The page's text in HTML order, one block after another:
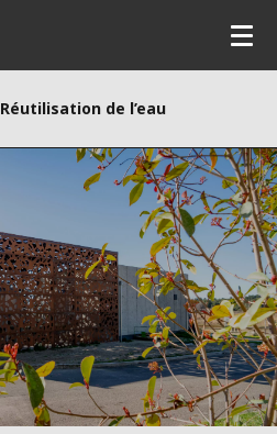
Réutilisation de l’eau